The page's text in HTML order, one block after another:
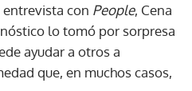
entrevista con People, Cena
lo tomó por sorpresa
ayudar a otros a
que, en muchos casos,